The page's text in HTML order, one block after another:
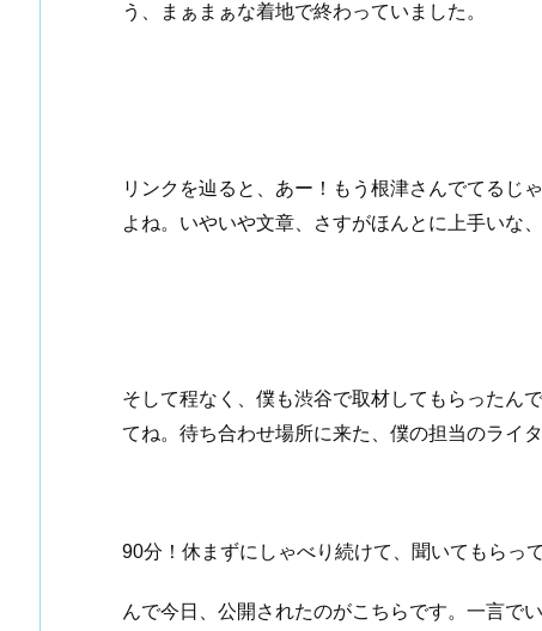
う、まぁまぁな着地で終わっていました。
リンクを辿ると、あー！もう根津さんでてるじ
よね。いやいや文章、さすがほんとに上手いな
そして程なく、僕も渋谷で取材してもらったん
てね。待ち合わせ場所に来た、僕の担当のライ
90分！休まずにしゃべり続けて、聞いてもらって
んで今日、公開されたのがこちらです。一言で